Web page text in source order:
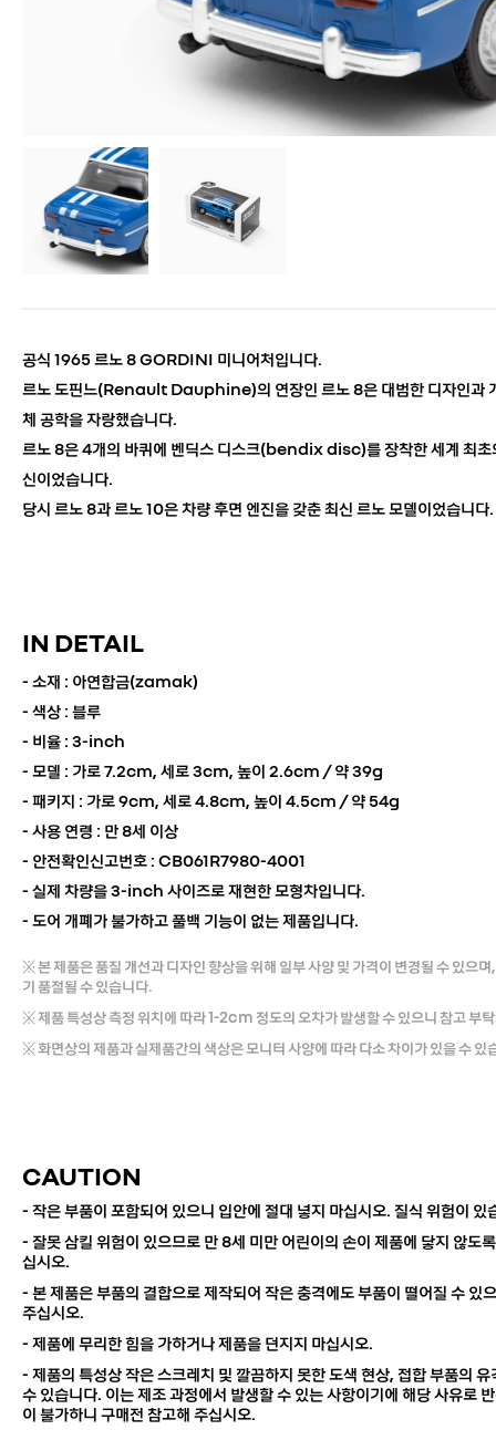
공식 1965 르노 8 GORDINI 미니어처입니다.
르노 도핀느(Renault Dauphine)의 연장인 르노 8은 대범한 디자인과
체 공학을 자랑했습니다.
르노 8은 4개의 바퀴에 벤딕스 디스크(bendix disc)를 장착한 세계 최초
신이었습니다.
당시 르노 8과 르노 10은 차량 후면 엔진을 갖춘 최신 르노 모델이었습니다.
IN DETAIL
- 소재 : 아연합금(zamak)
- 색상 : 블루
- 비율 : 3-inch
- 모델 : 가로 7.2cm, 세로 3cm, 높이 2.6cm / 약 39g
- 패키지 : 가로 9cm, 세로 4.8cm, 높이 4.5cm / 약 54g
- 사용 연령 : 만 8세 이상
- 안전확인신고번호 : CB061R7980-4001
- 실제 차량을 3-inch 사이즈로 재현한 모형차입니다.
- 도어 개폐가 불가하고 풀백 기능이 없는 제품입니다.
※ 본 제품은 품질 개선과 디자인 향상을 위해 일부 사양 및 가격이 변경될 수 있으며
기 품절될 수 있습니다.
※ 제품 특성상 측정 위치에 따라 1-2cm 정도의 오차가 발생할 수 있으니 참고 부
※ 화면상의 제품과 실제품간의 색상은 모니터 사양에 따라 다소 차이가 있을 수 있
CAUTION
- 작은 부품이 포함되어 있으니 입안에 절대 넣지 마십시오. 질식 위험이 있
- 잘못 삼킬 위험이 있으므로 만 8세 미만 어린이의 손이 제품에 닿지 않도
십시오.
- 본 제품은 부품의 결합으로 제작되어 작은 충격에도 부품이 떨어질 수 있
주십시오.
- 제품에 무리한 힘을 가하거나 제품을 던지지 마십시오.
- 제품의 특성상 작은 스크레치 및 깔끔하지 못한 도색 현상, 접합 부품의 유
수 있습니다. 이는 제조 과정에서 발생할 수 있는 사항이기에 해당 사유로
이 불가하니 구매전 참고해 주십시오.